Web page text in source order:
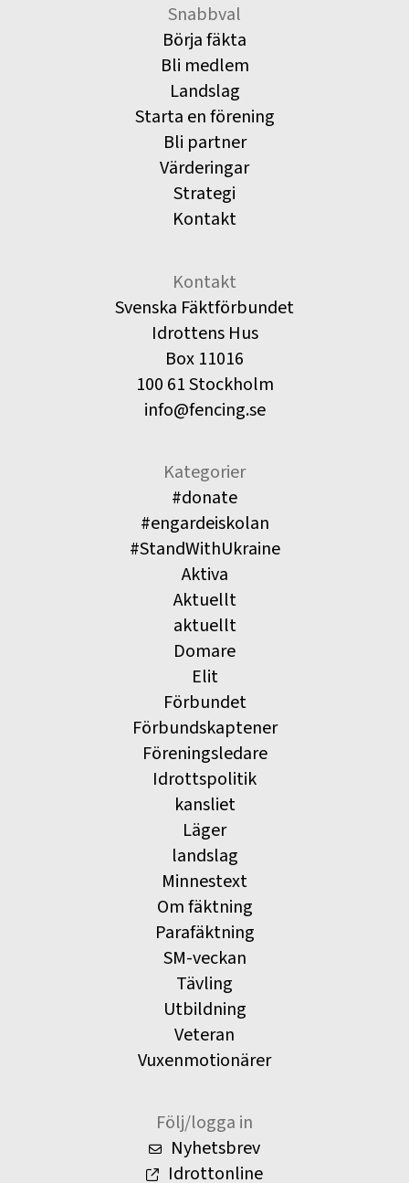
Snabbval
Börja fäkta
Bli medlem
Landslag
Starta en förening
Bli partner
Värderingar
Strategi
Kontakt
Kontakt
Svenska Fäktförbundet
Idrottens Hus
Box 11016
100 61 Stockholm
info@fencing.se
Kategorier
#donate
#engardeiskolan
#StandWithUkraine
Aktiva
Aktuellt
aktuellt
Domare
Elit
Förbundet
Förbundskaptener
Föreningsledare
Idrottspolitik
kansliet
Läger
landslag
Minnestext
Om fäktning
Parafäktning
SM-veckan
Tävling
Utbildning
Veteran
Vuxenmotionärer
Följ/logga in
Nyhetsbrev
Idrottonline